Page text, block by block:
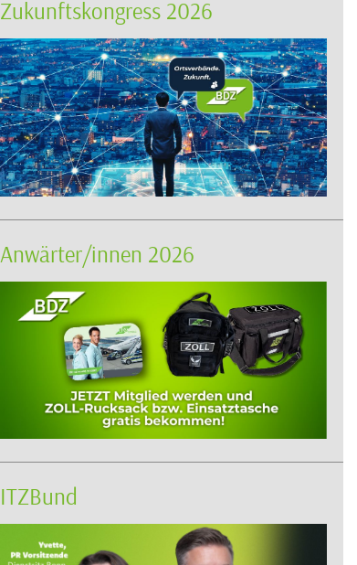
Zukunftskongress 2026
Anwärter/innen 2026
ITZBund